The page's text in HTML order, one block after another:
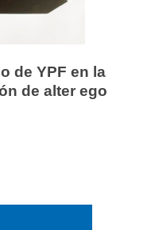
de YPF en la
de alter ego